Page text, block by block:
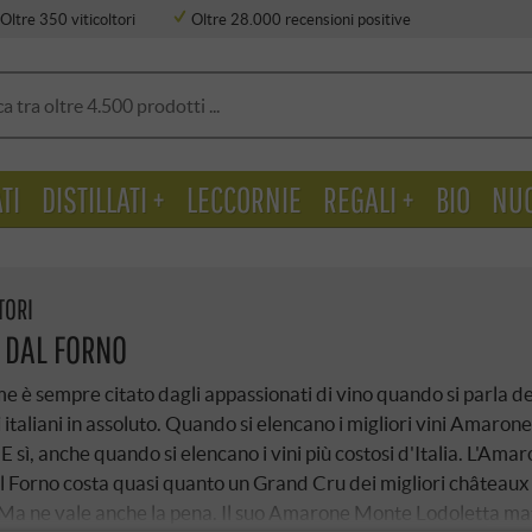
Oltre 350 viticoltori
Oltre 28.000 recensioni positive
FORNO
è sempre citato dagli appassionati di vino quando si parla
in assoluto. Quando si elencano i migliori vini
sì, anche quando si elencano i vini più costosi d'Italia.
Forno costa quasi quanto un Grand Cru dei migliori
ne vale anche la pena. Il suo Amarone Monte Lodoletta
DISTILLATI + LECCORNIE REGALI + BIO